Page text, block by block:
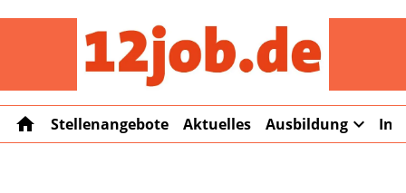
home Stellenangebote Aktuelles Ausbildung expand_more